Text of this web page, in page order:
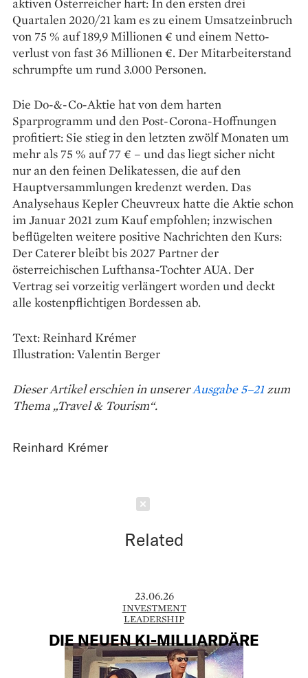
Quartalen 2020/21 kam es zu einem Umsatzeinbruch
von 75 % auf 189,9 Millionen € und einem Netto-
verlust von fast 36 Millionen €. Der Mitarbeiterstand
schrumpfte um rund 3.000 Personen.
Die Do-&-Co-Aktie hat von dem harten
Sparprogramm und den Post-Corona-Hoffnungen
profitiert: Sie stieg in den letzten zwölf Mona­ten um
mehr als 75 % auf 77 € – und das liegt sicher nicht
nur an den feinen Delikatessen, die auf den
Hauptversammlungen kredenzt werden. Das
Analysehaus Kepler Cheuvreux hatte die Aktie schon
im Januar 2021 zum Kauf empfohlen; inzwischen
beflügelten weitere positive Nachrichten den Kurs:
Der Caterer bleibt bis 2027 Partner der
österreichischen Lufthansa-Tochter AUA. Der
Vertrag sei vorzeitig verlängert worden und deckt
alle kostenpflichtigen Bordessen ab.
Text: Reinhard Krémer
Illustration: Valentin Berger
Dieser Artikel erschien in unsererAusgabe 5–21zum
Thema „Travel & Tourism“.
Reinhard Krémer
Related
23.06.26
INVESTMENT
LEADERSHIP
DIE NEUEN KI-MILLIARDÄRE